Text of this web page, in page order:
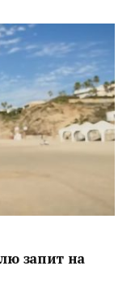
запит на